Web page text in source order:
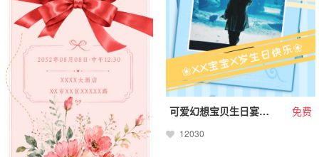
可爱幻想宝贝生日宴电子邀请函 免费
12030